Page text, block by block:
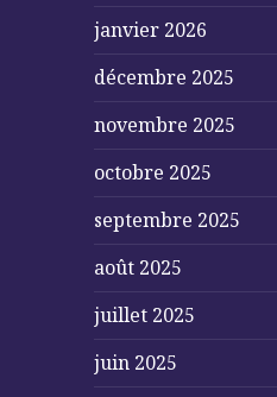
janvier 2026
décembre 2025
novembre 2025
octobre 2025
septembre 2025
août 2025
juillet 2025
juin 2025